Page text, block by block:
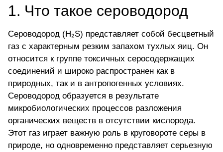
1. Что такое сероводород
Сероводород (H₂S) представляет собой бесцветный
газ с характерным резким запахом тухлых яиц. Он
относится к группе токсичных серосодержащих
соединений и широко распространен как в
природных, так и в антропогенных условиях.
Сероводород образуется в результате
микробиологических процессов разложения
органических веществ в отсутствии кислорода.
Этот газ играет важную роль в круговороте серы в
природе, но одновременно представляет серьезную